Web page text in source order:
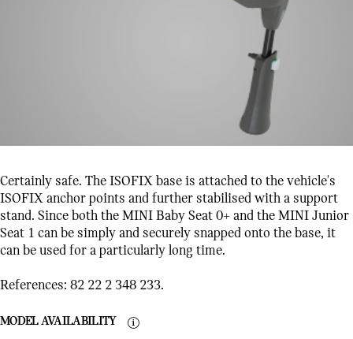
Certainly safe. The ISOFIX base is attached to the vehicle's
ISOFIX anchor points and further stabilised with a support
stand. Since both the MINI Baby Seat 0+ and the MINI Junior
Seat 1 can be simply and securely snapped onto the base, it
can be used for a particularly long time.
References: 82 22 2 348 233.
MODEL AVAILABILITY